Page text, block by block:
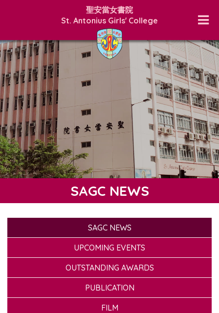
聖安當女書院
St. Antonius Girls' College
SAGC NEWS
SAGC NEWS
UPCOMING EVENTS
OUTSTANDING AWARDS
PUBLICATION
FILM